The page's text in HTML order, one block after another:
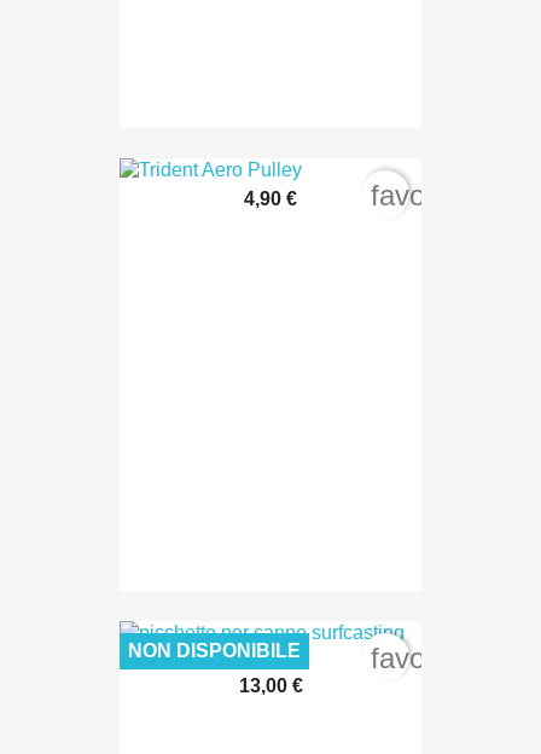
4,90 €
13,00 €
NON DISPONIBILE